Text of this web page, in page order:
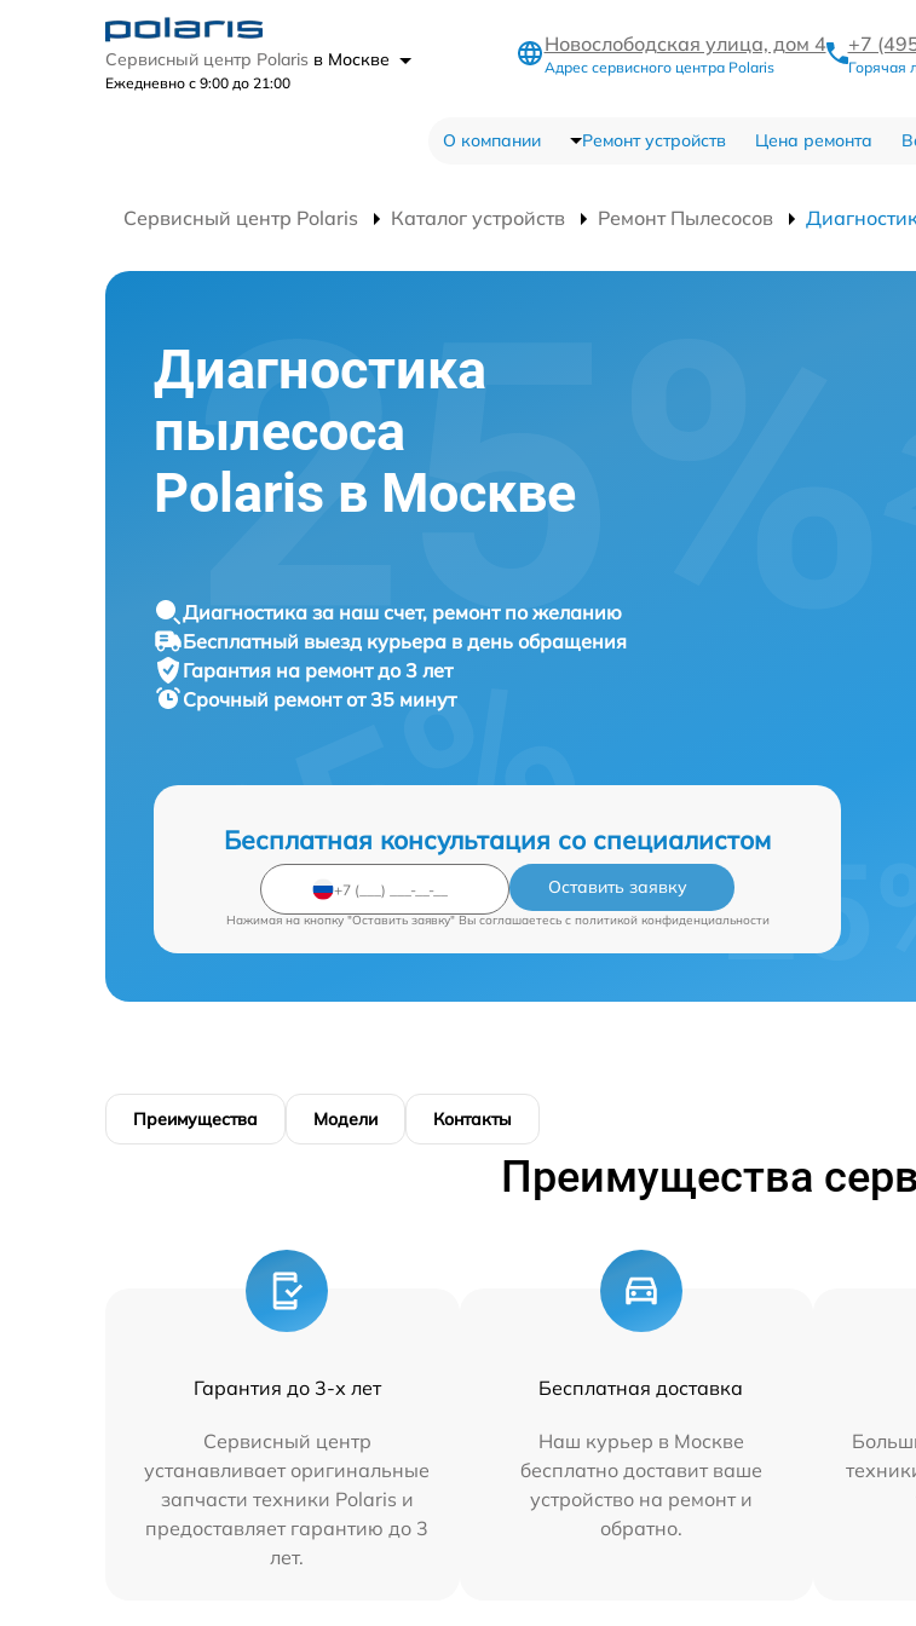
Сервисный центр Polaris в Москве
Ежедневно с 9:00 до 21:00
Новослободская улица, дом 4
Адрес сервисного центра Polaris
+7
Горячая
О компании Ремонт устройств Цена ремонта
Сервисный центр Polaris Каталог устройств Ремонт Пылесосов
Диагностика
пылесоса
Polaris в Москве
Диагностика за наш счет, ремонт по желанию
Бесплатный выезд курьера в день обращения
Гарантия на ремонт до 3 лет
Срочный ремонт от 35 минут
Бесплатная консультация со специалистом
Оставить заявку
Нажимая на кнопку "Оставить заявку" Вы соглашаетесь c политикой конфиденциальности
Преимущества Модели Контакты
Преимущества
Гарантия до 3-х лет
Сервисный центр
устанавливает оригинальные
запчасти техники Polaris и
предоставляет гарантию до 3
лет.
Бесплатная доставка
Наш курьер в Москве
бесплатно доставит ваше
устройство на ремонт и
обратно.